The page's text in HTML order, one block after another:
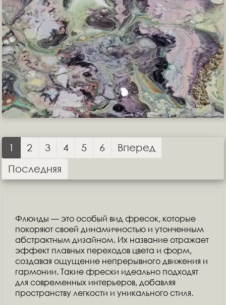
1 2 3 4 5 6
Вперед
Последняя
Флюиды — это особый вид фресок, которые
покоряют своей динамичностью и утонченным
абстрактным дизайном. Их название отражает
эффект плавных переходов цвета и форм,
создавая ощущение непрерывного движения и
гармонии. Такие фрески идеально подходят
для современных интерьеров, добавляя
пространству легкости и уникального стиля.